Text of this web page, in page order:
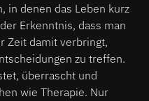
in denen das Leben kurz
Erkenntnis, dass man
Zeit damit verbringt,
zu treffen.
überrascht und
wie Therapie. Nur